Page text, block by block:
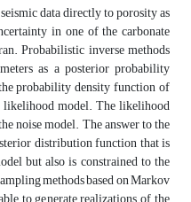
data directly to porosity as
in one of the carbonate
Probabilistic inverse methods
as a posterior probability
probability density function of
model. The likelihood
noise model. The answer to the
distribution function that is
but also is constrained to the
methods based on Markov